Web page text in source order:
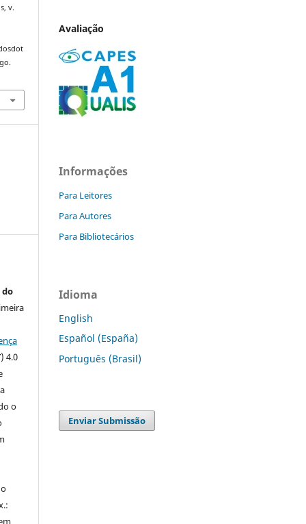
v.
do
4.0
o
Avaliação
Informações
Para Leitores
Para Autores
Para Bibliotecários
Idioma
English
Español (España)
Português (Brasil)
Enviar Submissão